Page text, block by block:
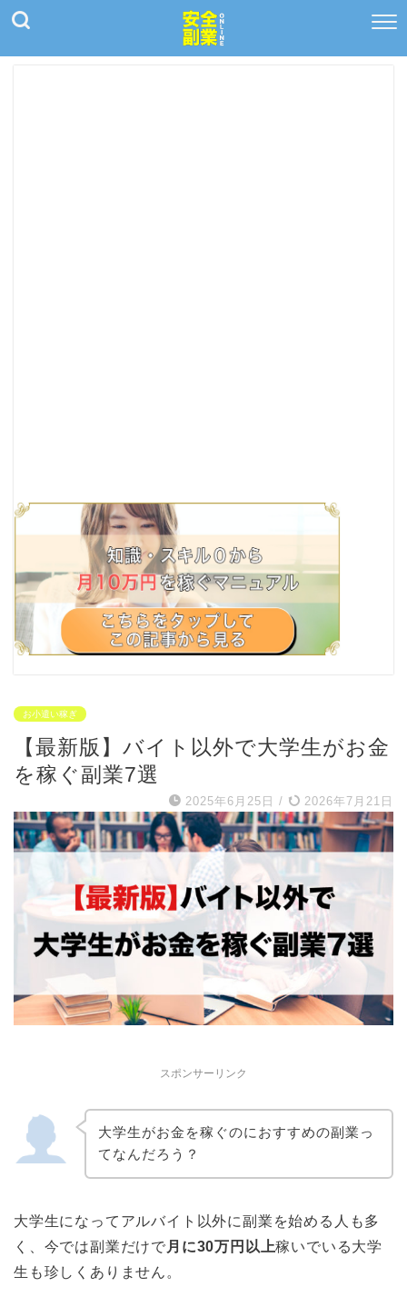
お小遣い稼ぎ
【最新版】バイト以外で大学生がお金
を稼ぐ副業7選
2025年6月25日 / 2026年7月21日
スポンサーリンク
大学生がお金を稼ぐのにおすすめの副業っ
てなんだろう？
大学生になってアルバイト以外に副業を始める人も多
く、今では副業だけで 月に30万円以上稼いでいる大学
生も珍しくありません。